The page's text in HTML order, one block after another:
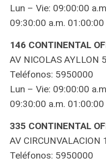
Lun – Vie: 09:00:00
09:30:00 a.m. 01:00:00
146 CONTINENTAL
AV NICOLAS AYLLON
Teléfonos: 5950000
Lun – Vie: 09:00:00
09:30:00 a.m. 01:00:00
335 CONTINENTAL
AV CIRCUNVALACION
Teléfonos: 5950000